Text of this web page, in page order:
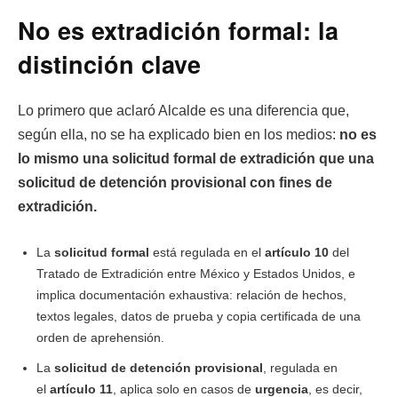
No es extradición formal: la
distinción clave
Lo primero que aclaró Alcalde es una diferencia que,
según ella, no se ha explicado bien en los medios: no es
lo mismo una solicitud formal de extradición que una
solicitud de detención provisional con fines de
extradición.
La solicitud formal está regulada en el artículo 10 del
Tratado de Extradición entre México y Estados Unidos, e
implica documentación exhaustiva: relación de hechos,
textos legales, datos de prueba y copia certificada de una
orden de aprehensión.
La solicitud de detención provisional , regulada en
el artículo 11 , aplica solo en casos de urgencia , es decir,